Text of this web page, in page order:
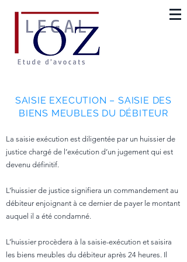
SAISIE EXECUTION – SAISIE DES
BIENS MEUBLES DU DÉBITEUR
La saisie exécution est diligentée par un huissier de
justice chargé de l’exécution d’un jugement qui est
devenu définitif.
L’huissier de justice signifiera un commandement au
débiteur enjoignant à ce dernier de payer le montant
auquel il a été condamné.
L’huissier procèdera à la saisie-exécution et saisira
les biens meubles du débiteur après 24 heures. Il